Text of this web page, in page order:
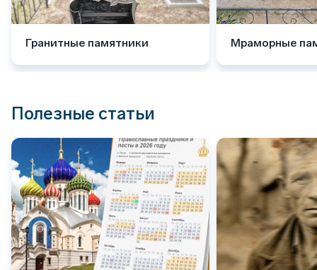
Гранитные памятники Мраморные
Полезные статьи